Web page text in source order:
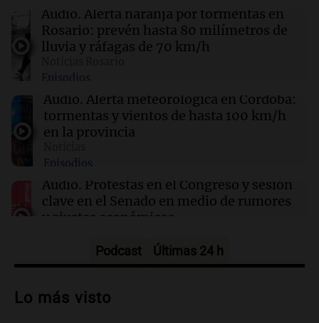
El Gobierno designó al nuevo Director del
Servicio Meteorológico Nacional
Candela Arizaga se refirió al escándalo con
Facundo Moyano: "Tengo errores como
cualquiera"
Nigeria: Presidente celebra rescate de 308
secuestrados en una operación histórica
Audio. Alerta naranja por tormentas en
Rosario: prevén hasta 80 milímetros de
lluvia y ráfagas de 70 km/h
Episodios
Audio. Alerta meteorológica en Córdoba:
tormentas y vientos de hasta 100 km/h
en la provincia
Episodios
Audio. Protestas en el Congreso y sesión
clave en el Senado en medio de rumores
y ajustes económicos
Audio.El Papa León XIV visitará
marcan la actualidad nacional
Podcast Últimas 24 h
Lo más visto